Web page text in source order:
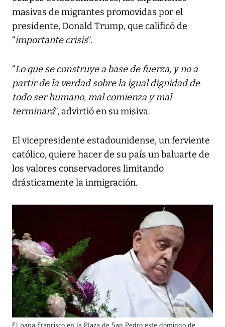
masivas de migrantes promovidas por el
presidente, Donald Trump, que calificó de
“importante crisis”.
“Lo que se construye a base de fuerza, y no a
partir de la verdad sobre la igual dignidad de
todo ser humano, mal comienza y mal
terminará”, advirtió en su misiva.
El vicepresidente estadounidense, un ferviente
católico, quiere hacer de su país un baluarte de
los valores conservadores limitando
drásticamente la inmigración.
El papa Francisco en la Plaza de San Pedro este domingo de